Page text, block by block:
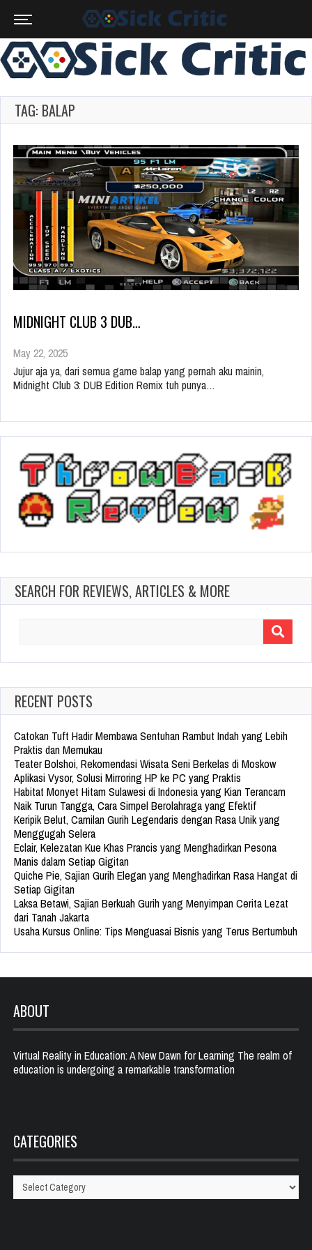
TAG: BALAP
MIDNIGHT CLUB 3 DUB…
May 22, 2025
Jujur aja ya, dari semua game balap yang pernah aku mainin,
Midnight Club 3: DUB Edition Remix tuh punya…
SEARCH FOR REVIEWS, ARTICLES & MORE
RECENT POSTS
Catokan Tuft Hadir Membawa Sentuhan Rambut Indah yang Lebih
Praktis dan Memukau
Teater Bolshoi, Rekomendasi Wisata Seni Berkelas di Moskow
Aplikasi Vysor, Solusi Mirroring HP ke PC yang Praktis
Habitat Monyet Hitam Sulawesi di Indonesia yang Kian Terancam
Naik Turun Tangga, Cara Simpel Berolahraga yang Efektif
Keripik Belut, Camilan Gurih Legendaris dengan Rasa Unik yang
Menggugah Selera
Eclair, Kelezatan Kue Khas Prancis yang Menghadirkan Pesona
Manis dalam Setiap Gigitan
Quiche Pie, Sajian Gurih Elegan yang Menghadirkan Rasa Hangat di
Setiap Gigitan
Laksa Betawi, Sajian Berkuah Gurih yang Menyimpan Cerita Lezat
dari Tanah Jakarta
Usaha Kursus Online: Tips Menguasai Bisnis yang Terus Bertumbuh
ABOUT
Virtual Reality in Education: A New Dawn for Learning The realm of
education is undergoing a remarkable transformation
CATEGORIES
Categories